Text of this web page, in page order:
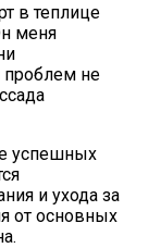
в теплице
меня
не
успешных
и ухода за
от основных